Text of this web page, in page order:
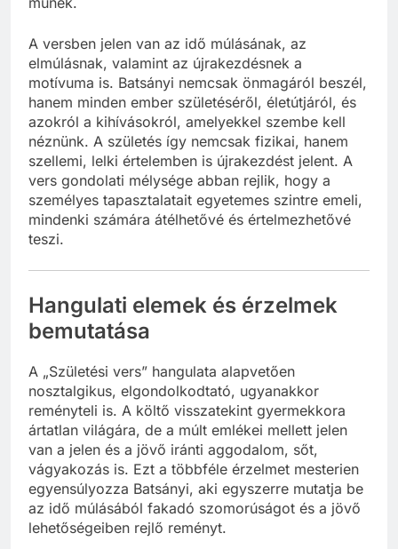
A versben jelen van az idő múlásának, az
elmúlásnak, valamint az újrakezdésnek a
motívuma is. Batsányi nemcsak önmagáról beszél,
hanem minden ember születéséről, életútjáról, és
azokról a kihívásokról, amelyekkel szembe kell
néznünk. A születés így nemcsak fizikai, hanem
szellemi, lelki értelemben is újrakezdést jelent. A
vers gondolati mélysége abban rejlik, hogy a
személyes tapasztalatait egyetemes szintre emeli,
mindenki számára átélhetővé és értelmezhetővé
teszi.
Hangulati elemek és érzelmek
bemutatása
A „Születési vers” hangulata alapvetően
nosztalgikus, elgondolkodtató, ugyanakkor
reményteli is. A költő visszatekint gyermekkora
ártatlan világára, de a múlt emlékei mellett jelen
van a jelen és a jövő iránti aggodalom, sőt,
vágyakozás is. Ezt a többféle érzelmet mesterien
egyensúlyozza Batsányi, aki egyszerre mutatja be
az idő múlásából fakadó szomorúságot és a jövő
lehetőségeiben rejlő reményt.